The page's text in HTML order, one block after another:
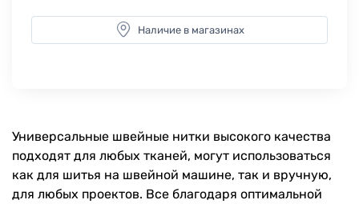
Наличие в магазинах
Универсальные швейные нитки высокого качества
подходят для любых тканей, могут использоваться
как для шитья на швейной машине, так и вручную,
для любых проектов. Все благодаря оптимальной